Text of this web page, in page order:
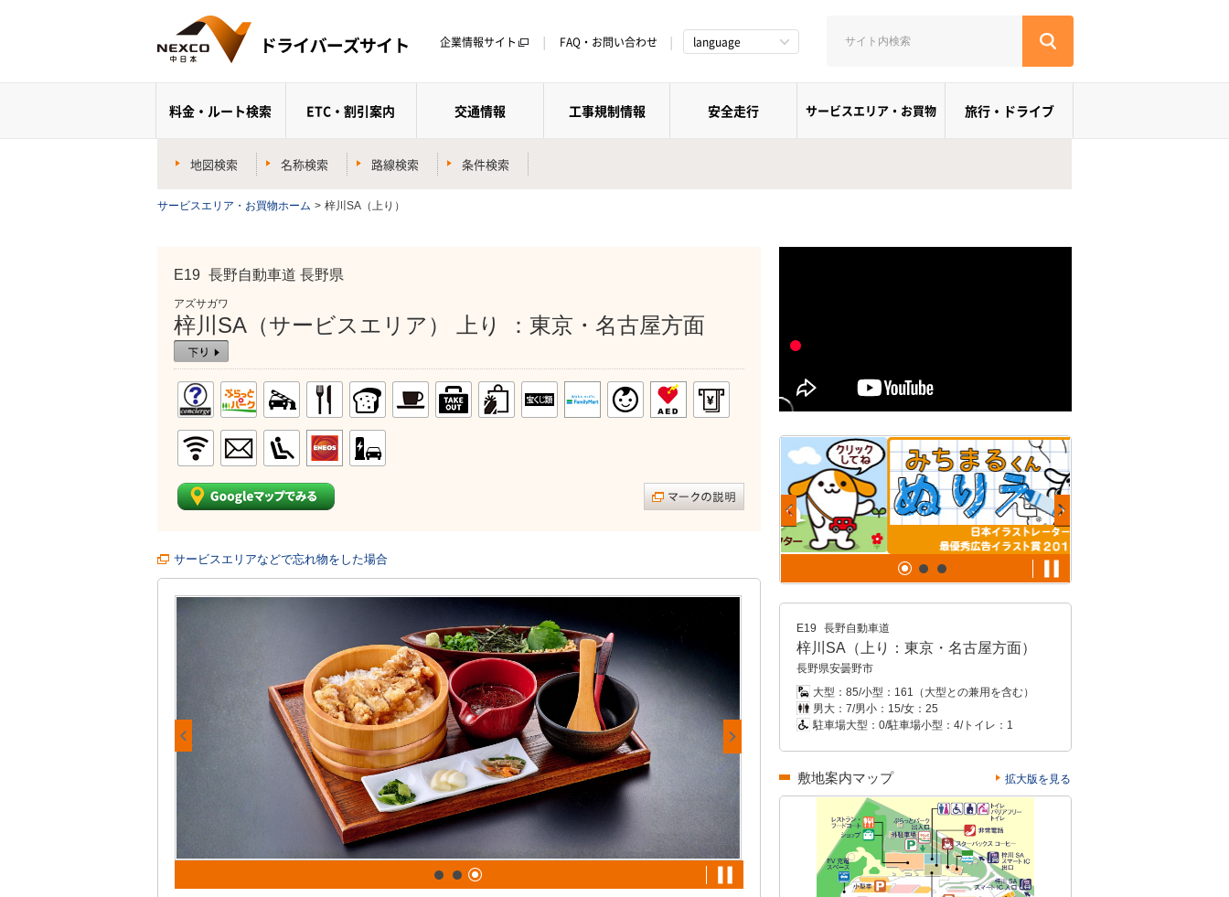
企業情報サイト FAQ・お問い合わせ language
料金・ルート検索 ETC・割引案内 交通情報 工事規制情報 安全走行 サービスエリア・お買物 旅行・ドライブ
地図検索 名称検索 路線検索 条件検索
サービスエリア・お買物ホーム > 梓川SA（上り）
E19 長野自動車道 長野県
アズサガワ
梓川SA（サービスエリア） 上り ：東京・名古屋方面
サービスエリアなどで忘れ物をした場合
E19 長野自動車道
梓川SA（上り：東京・名古屋方面）
長野県安曇野市
大型：85/小型：161（大型との兼用を含む）
男大：7/男小：15/女：25
駐車場大型：0/駐車場小型：4/トイレ：1
敷地案内マップ 拡大版を見る